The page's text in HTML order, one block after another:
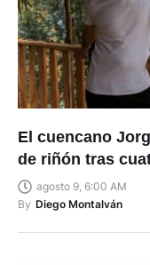
El cuencano
de riñón tras
agosto 9, 6:00 AM
By Diego Montalván